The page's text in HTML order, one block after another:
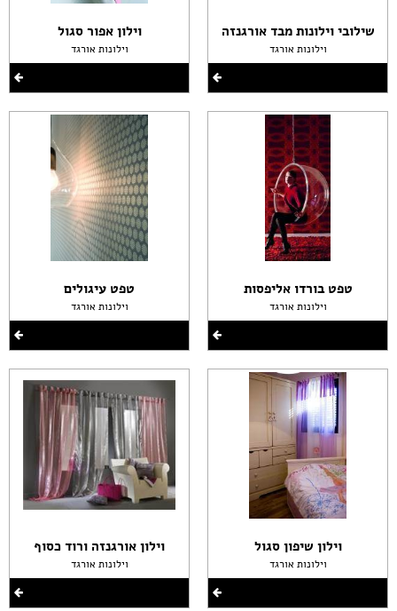
שילובי וילונות מבד אורגנזה
וילונות אורגד
טפט בורדו אליפסות
וילונות אורגד
וילון שיפון סגול
וילונות אורגד
וילון אפור סגול
וילונות אורגד
טפט עיגולים
וילונות אורגד
וילון אורגנזה ורוד כסוף
וילונות אורגד